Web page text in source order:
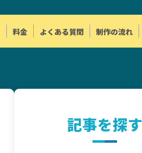
料金 よくある質問 制作の流れ
記事を探す